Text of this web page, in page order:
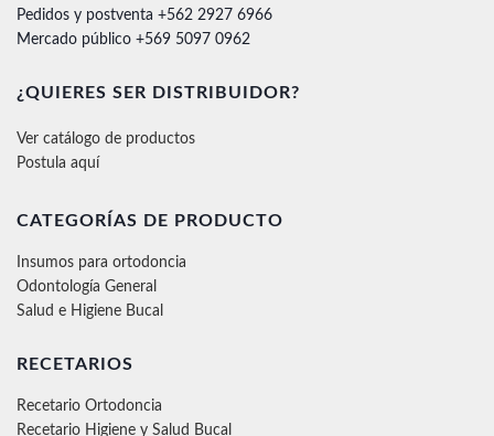
Pedidos y postventa +562 2927 6966
Mercado público +569 5097 0962
¿QUIERES SER DISTRIBUIDOR?
Ver catálogo de productos
Postula aquí
CATEGORÍAS DE PRODUCTO
Insumos para ortodoncia
Odontología General
Salud e Higiene Bucal
RECETARIOS
Recetario Ortodoncia
Recetario Higiene y Salud Bucal